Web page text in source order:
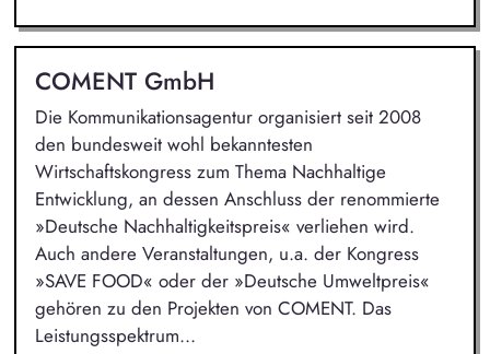
COMENT GmbH
Die Kommunikationsagentur organisiert seit 2008
den bundesweit wohl bekanntesten
Wirtschaftskongress zum Thema Nachhaltige
Entwicklung, an dessen Anschluss der renommierte
»Deutsche Nachhaltigkeitspreis« verliehen wird.
Auch andere Veranstaltungen, u.a. der Kongress
»SAVE FOOD« oder der »Deutsche Umweltpreis«
gehören zu den Projekten von COMENT. Das
Leistungsspektrum...